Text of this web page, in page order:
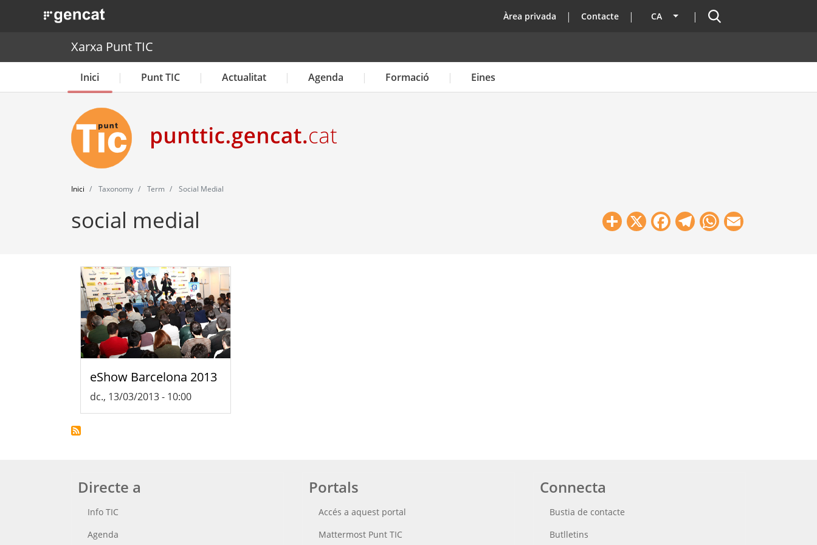
. Obre en una nova finestra. top
Àrea privada Contacte CA Llista les accions addicionals
Cercador
Xarxa Punt TIC
Inici Punt TIC Actualitat Agenda Formació Eines
Inici Taxonomy Term Social Medial
social medial Share
X Facebook
Telegram
WhatsApp
eShow Barcelona 2013
dc., 13/03/2013 - 10:00
Directe a
Info TIC
Agenda
Portals
Accés a aquest portal
Mattermost Punt TIC
Connecta
Bustia de contacte
Butlletins